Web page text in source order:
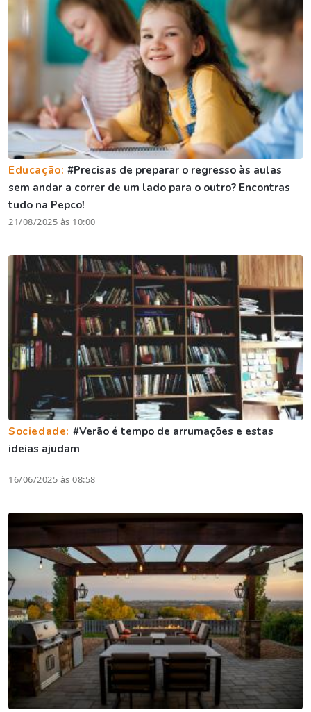
Educação:#Precisas de preparar o regresso às aulas
sem andar a correr de um lado para o outro? Encontras
tudo na Pepco!
21/08/2025 às 10:00
Sociedade: #Verão é tempo de arrumações e estas
ideias ajudam
16/06/2025 às 08:58